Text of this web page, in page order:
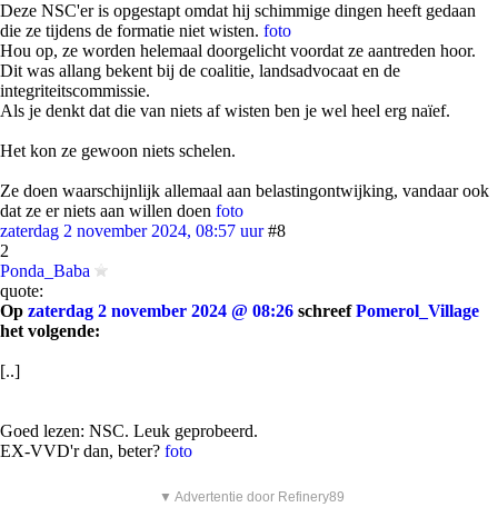
Deze NSC'er is opgestapt omdat hij schimmige dingen heeft gedaan
die ze tijdens de formatie niet wisten. foto
Hou op, ze worden helemaal doorgelicht voordat ze aantreden hoor.
Dit was allang bekent bij de coalitie, landsadvocaat en de
integriteitscommissie.
Als je denkt dat die van niets af wisten ben je wel heel erg naïef.
Het kon ze gewoon niets schelen.
Ze doen waarschijnlijk allemaal aan belastingontwijking, vandaar ook
dat ze er niets aan willen doen foto
zaterdag 2 november 2024, 08:57 uur #8
2
Ponda_Baba
quote:
Op zaterdag 2 november 2024 @ 08:26 schreefPomerol_Village
het volgende:
[..]
Goed lezen: NSC. Leuk geprobeerd.
EX-VVD'r dan, beter? foto
▼ Advertentie door Refinery89